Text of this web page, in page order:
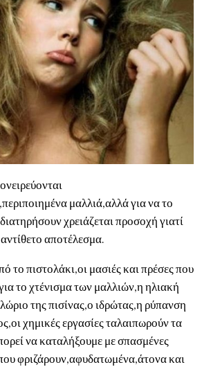
μαλλιά,αλλά για να το
χρειάζεται προσοχή γιατί
αποτέλεσμα.
το πιστολάκι,οι μασιές και πρέσες που
το χτένισμα των μαλλιών,η ηλιακή
της πισίνας,ο ιδρώτας,η ρύπανση
χημικές εργασίες ταλαιπωρούν τα
να καταλήξουμε με σπασμένες
φριζάρουν,αφυδατωμένα,άτονα και